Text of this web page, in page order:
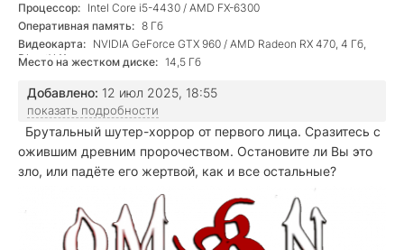
Процессор: Intel Core i5-4430 / AMD FX-6300
Оперативная память: 8 Гб
Видеокарта: NVIDIA GeForce GTX 960 / AMD Radeon RX 470, 4 Гб,
DirectX 11
Место на жестком диске: 14,5 Гб
Добавлено: 12 июл 2025, 18:55
показать подробности
Брутальный шутер-хоррор от первого лица. Сразитесь с
ожившим древним пророчеством. Остановите ли Вы это
зло, или падёте его жертвой, как и все остальные?